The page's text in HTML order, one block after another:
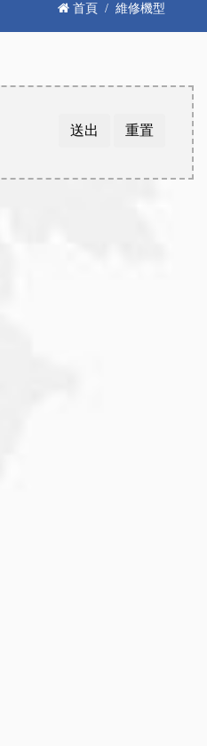
首頁 維修機型
送出 重置